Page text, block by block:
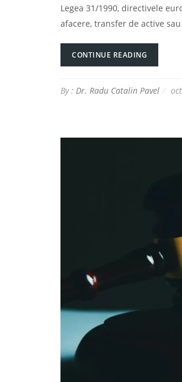
Legea 31/1990, directivele
afacere, transfer de active
CONTINUE READING
By : Dr. Radu Catalin Pavel